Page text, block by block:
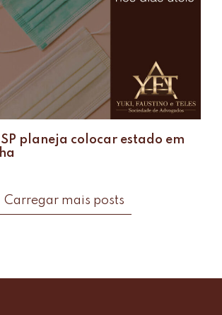
planeja colocar estado em
Carregar mais posts